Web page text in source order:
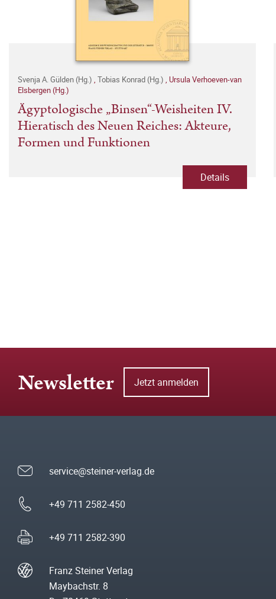
Svenja A. Gülden (Hg.) Tobias Konrad (Hg.) Ursula Verhoeven-van
Elsbergen (Hg.)
Ägyptologische „Binsen“-Weisheiten IV.
Hieratisch des Neuen Reiches: Akteure,
Formen und Funktionen
Details
Newsletter Jetzt anmelden
service@steiner-verlag.de
+49 711 2582-450
+49 711 2582-390
Franz Steiner Verlag
Maybachstr. 8